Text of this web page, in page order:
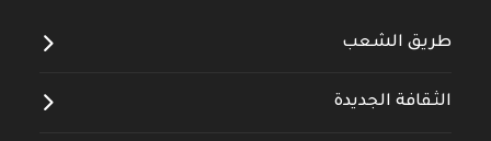
طريق الشعب
الثقافة الجديدة